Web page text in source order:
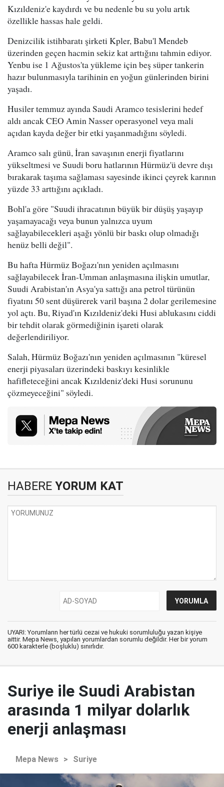
Kızıldeniz'e kaydırdı ve bu nedenle bu su yolu artık
özellikle hassas hale geldi.
Denizcilik istihbaratı şirketi Kpler, Babu'l Mendeb
üzerinden geçen hacmin sekiz kat arttığını tahmin ediyor.
Yenbu ise 1 Ağustos'ta yükleme için beş süper tankerin
hazır bulunmasıyla tarihinin en yoğun günlerinden birini
yaşadı.
Husiler temmuz ayında Saudi Aramco tesislerini hedef
aldı ancak CEO Amin Nasser operasyonel veya mali
açıdan kayda değer bir etki yaşanmadığını söyledi.
Aramco salı günü, İran savaşının enerji fiyatlarını
yükseltmesi ve Suudi boru hatlarının Hürmüz'ü devre dışı
bırakarak taşıma sağlaması sayesinde ikinci çeyrek karının
yüzde 33 arttığını açıkladı.
Bohl'a göre "Suudi ihracatının büyük bir düşüş yaşayıp
yaşamayacağı veya bunun yalnızca uyum
sağlayabilecekleri aşağı yönlü bir baskı olup olmadığı
henüz belli değil".
Bu hafta Hürmüz Boğazı'nın yeniden açılmasını
sağlayabilecek İran-Umman anlaşmasına ilişkin umutlar,
Suudi Arabistan'ın Asya'ya sattığı ana petrol türünün
fiyatını 50 sent düşürerek varil başına 2 dolar gerilemesine
yol açtı. Bu, Riyad'ın Kızıldeniz'deki Husi ablukasını ciddi
bir tehdit olarak görmediğinin işareti olarak
değerlendiriliyor.
Salah, Hürmüz Boğazı'nın yeniden açılmasının "küresel
enerji piyasaları üzerindeki baskıyı kesinlikle
hafifleteceğini ancak Kızıldeniz'deki Husi sorununu
çözmeyeceğini" söyledi.
HABERE YORUM KAT
UYARI: Yorumların her türlü cezai ve hukuki sorumluluğu yazan kişiye
aittir. Mepa News, yapılan yorumlardan sorumlu değildir. Her bir yorum
600 karakterle (boşluklu) sınırlıdır.
Suriye ile Suudi Arabistan
arasında 1 milyar dolarlık
enerji anlaşması
Mepa News > Suriye